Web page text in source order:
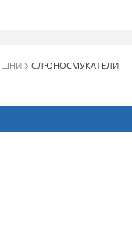
СЛЮНОСМУКАТЕЛИ